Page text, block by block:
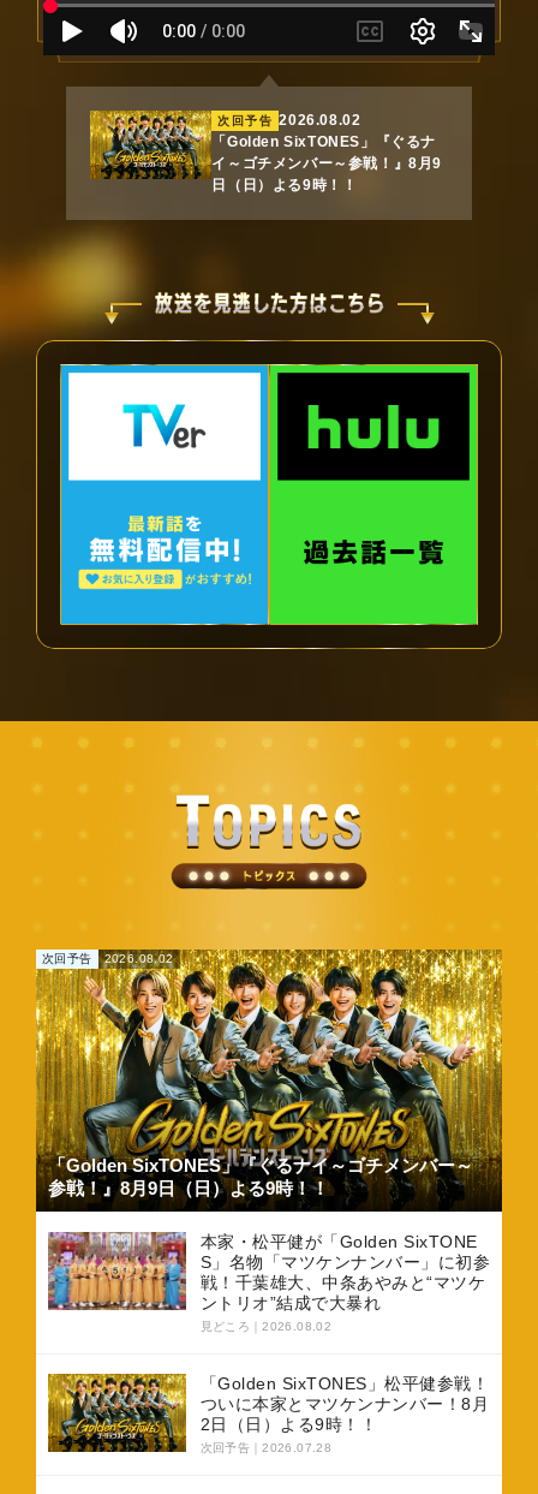
次回予告 2026.08.02
「Golden SixTONES」『ぐるナ
イ～ゴチメンバー～参戦！』8月9
日（日）よる9時！！
「Golden SixTONES」『ぐるナイ～ゴチメンバー～
参戦！』8月9日（日）よる9時！！
次回予告 2026.08.02
本家・松平健が「Golden SixTONE
S」名物「マツケンナンバー」に初参
戦！千葉雄大、中条あやみと“マツケ
ントリオ”結成で大暴れ
見どころ 2026.08.02
「Golden SixTONES」松平健参戦！
ついに本家とマツケンナンバー！8月
2日（日）よる9時！！
次回予告 2026.07.28